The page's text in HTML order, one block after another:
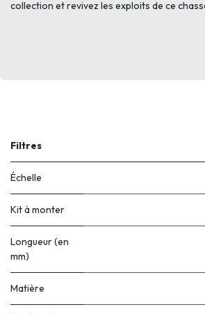
collection et revivez les exploits de ce
Filtres
Échelle
Kit à monter
Longueur (en
mm)
Matière